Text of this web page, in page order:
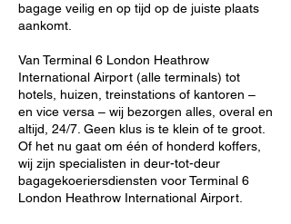
bagage veilig en op tijd op de juiste plaats
aankomt.
Van Terminal 6 London Heathrow
International Airport (alle terminals) tot
hotels, huizen, treinstations of kantoren –
en vice versa – wij bezorgen alles, overal en
altijd, 24/7. Geen klus is te klein of te groot.
Of het nu gaat om één of honderd koffers,
wij zijn specialisten in deur-tot-deur
bagagekoeriersdiensten voor Terminal 6
London Heathrow International Airport.